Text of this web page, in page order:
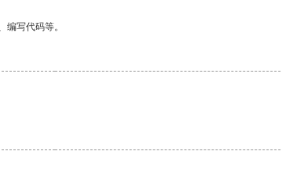
写代码等。